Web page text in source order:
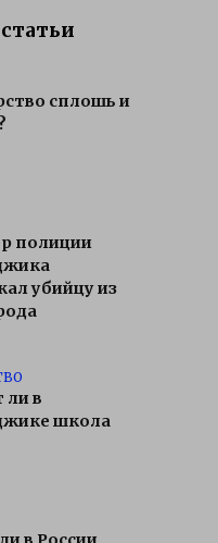
сплошь и
полиции
убийцу из
ли в
школа